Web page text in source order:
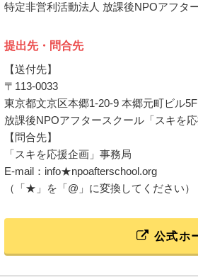
特定非営利活動法人 放課後NPOアフタ
提出先・問合先
【送付先】
〒113-0033
東京都文京区本郷1-20-9 本郷元町ビル5F
放課後NPOアフタースクール「スキを
【問合先】
「スキを応援企画」事務局
E-mail：info★npoafterschool.org
（「★」を「@」に変換してください）
公式ホ